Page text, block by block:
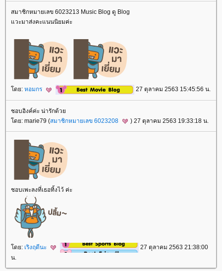
สมาชิกหมายเลข 6023213 Music Blog ดู Blog
วะมาส่งคะแนนนิยมค่ะ
ดย: หอมกร 27 ตุลาคม 2563 15:45:56 น.
ชอบอิงค์ค่ะ น่ารักด้ว
ดย: marie79 (สมาชิกหมายเลข 6023208 ) 27 ตุลาคม 2563 19:33:18 น.
ชอบเพะลงที่เธอทิ้งไว้ ค่ะ
ดย: เริงฤดีนะ
27 ตุลาคม 2563 21:38:00
น.